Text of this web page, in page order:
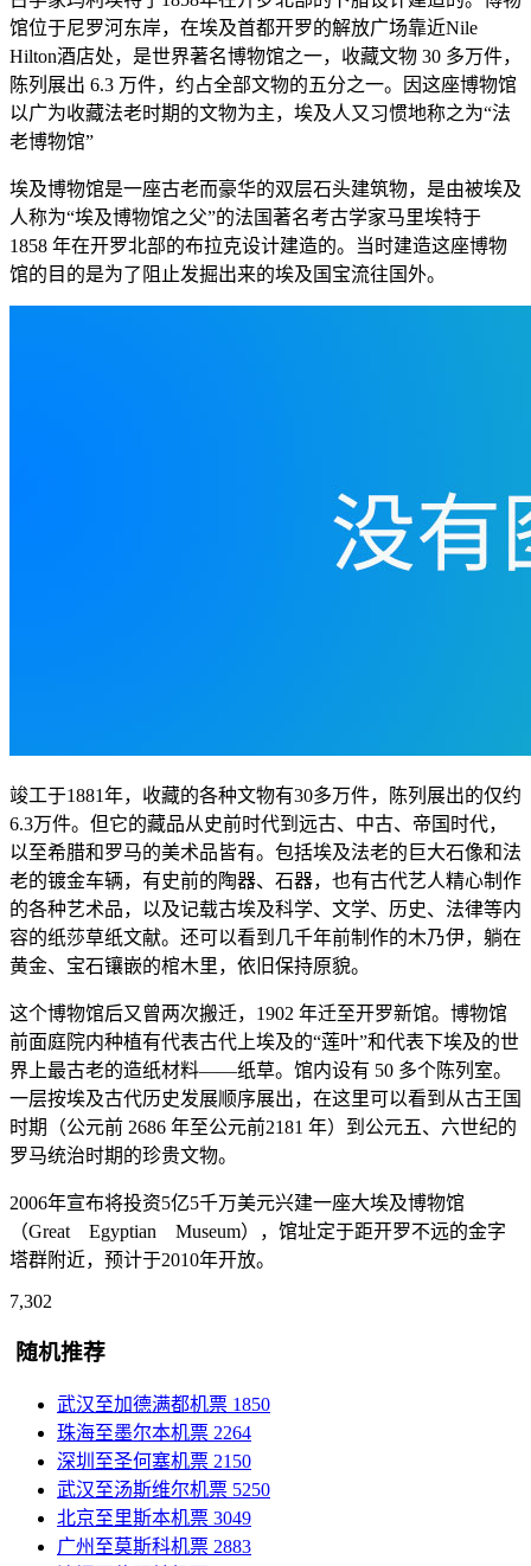
馆位于尼罗河东岸，在埃及首都开罗的解放广场靠近Nile
Hilton酒店处，是世界著名博物馆之一，收藏文物 30 多万件，
陈列展出 6.3 万件，约占全部文物的五分之一。因这座博物馆
以广为收藏法老时期的文物为主，埃及人又习惯地称之为“法
老博物馆”
埃及博物馆是一座古老而豪华的双层石头建筑物，是由被埃及
人称为“埃及博物馆之父”的法国著名考古学家马里埃特于
1858 年在开罗北部的布拉克设计建造的。当时建造这座博物
馆的目的是为了阻止发掘出来的埃及国宝流往国外。
竣工于1881年，收藏的各种文物有30多万件，陈列展出的仅约
6.3万件。但它的藏品从史前时代到远古、中古、帝国时代，
以至希腊和罗马的美术品皆有。包括埃及法老的巨大石像和法
老的镀金车辆，有史前的陶器、石器，也有古代艺人精心制作
的各种艺术品，以及记载古埃及科学、文学、历史、法律等内
容的纸莎草纸文献。还可以看到几千年前制作的木乃伊，躺在
黄金、宝石镶嵌的棺木里，依旧保持原貌。
这个博物馆后又曾两次搬迁，1902 年迁至开罗新馆。博物馆
前面庭院内种植有代表古代上埃及的“莲叶”和代表下埃及的世
界上最古老的造纸材料——纸草。馆内设有 50 多个陈列室。
一层按埃及古代历史发展顺序展出，在这里可以看到从古王国
时期（公元前 2686 年至公元前2181 年）到公元五、六世纪的
罗马统治时期的珍贵文物。
2006年宣布将投资5亿5千万美元兴建一座大埃及博物馆
（Great Egyptian Museum），馆址定于距开罗不远的金字
塔群附近，预计于2010年开放。
7,302
随机推荐
武汉至加德满都机票 1850
珠海至墨尔本机票 2264
深圳至圣何塞机票 2150
武汉至汤斯维尔机票 5250
北京至里斯本机票 3049
广州至莫斯科机票 2883